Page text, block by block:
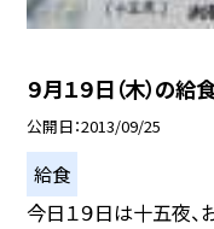
９月１９日（木）の給
公開日 2013/09/25
給食
今日１９日は十五夜、